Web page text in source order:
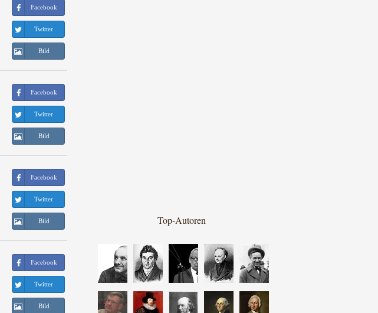
Facebook
Twitter
Bild
Facebook
Twitter
Bild
Facebook
Twitter
Bild
Facebook
Twitter
Bild
Top-Autoren